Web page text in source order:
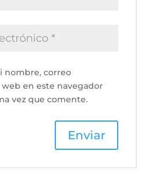
nombre, correo
en este navegador
vez que comente.